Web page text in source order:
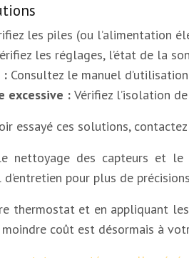
les piles (ou l’alimentation
les réglages, l’état de la
: Consultez le manuel
excessive : Vérifiez l’isolation
essayé ces solutions,
nettoyage des capteurs et
pour plus de
thermostat et en appliquant
coût est désormais à